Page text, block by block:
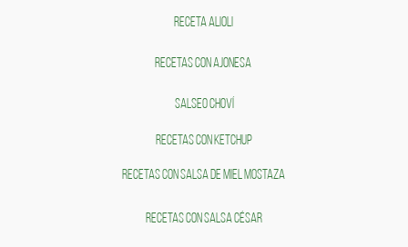
RECETA ALIOLI
RECETAS CON AJONESA
SALSEO CHOVÍ
RECETAS CON KETCHUP
RECETAS CON SALSA DE MIEL MOSTAZA
RECETAS CON SALSA CÉSAR